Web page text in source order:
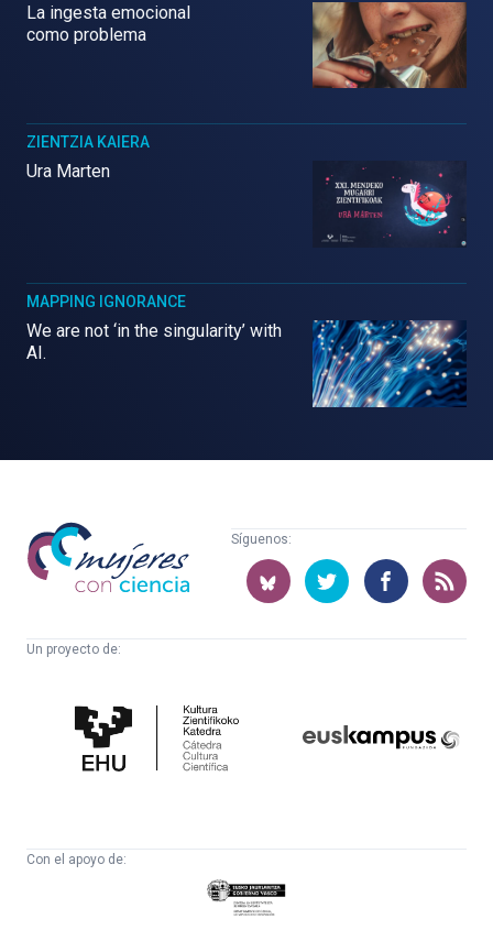
La ingesta emocional
como problema
ZIENTZIA KAIERA
Ura Marten
MAPPING IGNORANCE
We are not ‘in the singularity’ with
AI.
Mujeres
con
ciencia
Síguenos:
Un proyecto de:
Cultura
Científica
Con el apoyo de:
Eusko
Jaurlaritza